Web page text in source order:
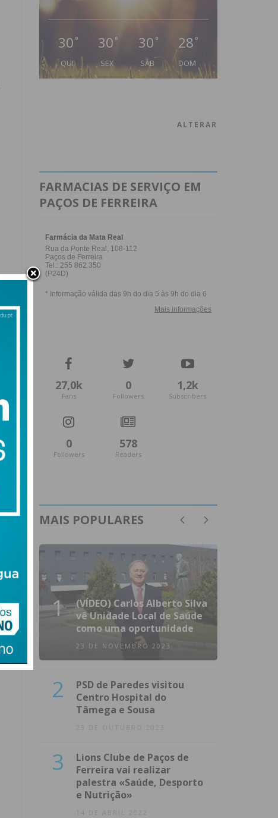
30 °
QUI
30 °
SEX
30 °
SÁB
28 °
DOM
ALTERAR
FARMACIAS DE SERVIÇO EM
PAÇOS DE FERREIRA
27,0k
Fans
0
Followers
1,2k
Subscribers
0
Followers
578
Readers
MAIS POPULARES
1
(VÍDEO) Carlos Alberto Silva
vê Unidade Local de Saúde
como uma oportunidade
23 DE NOVEMBRO 2023
2
PSD de Paredes visitou
Centro Hospital do
Tâmega e Sousa
23 DE OUTUBRO 2023
3
Lions Clube de Paços de
Ferreira vai realizar
palestra «Saúde, Desporto
e Nutrição»
14 DE ABRIL 2022